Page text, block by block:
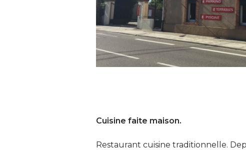
Cuisine faite maison.
Restaurant cuisine traditionnelle.